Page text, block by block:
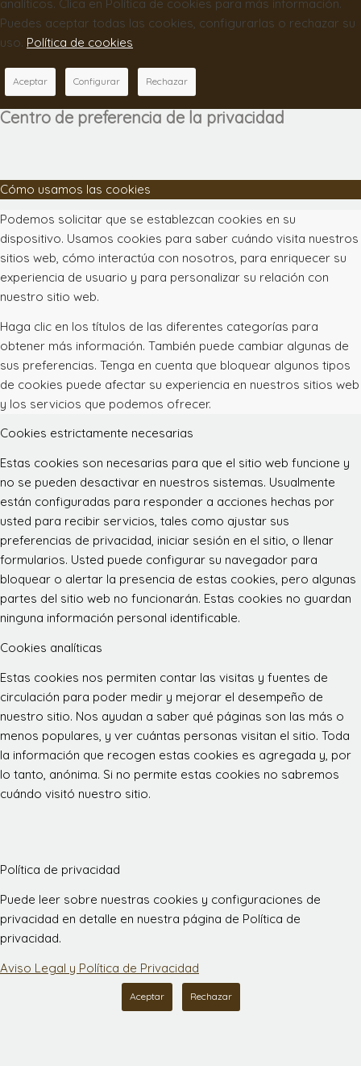
analíticos. Clica en Política de cookies para más información.
Puedes aceptar todas las cookies, configurarlas o rechazar su
uso. Política de cookies
Aceptar Configurar Rechazar
Centro de preferencia de la privacidad
Cómo usamos las cookies
Podemos solicitar que se establezcan cookies en su
dispositivo. Usamos cookies para saber cuándo visita nuestros
sitios web, cómo interactúa con nosotros, para enriquecer su
experiencia de usuario y para personalizar su relación con
nuestro sitio web.
Haga clic en los títulos de las diferentes categorías para
obtener más información. También puede cambiar algunas de
sus preferencias. Tenga en cuenta que bloquear algunos tipos
de cookies puede afectar su experiencia en nuestros sitios web
y los servicios que podemos ofrecer.
Cookies estrictamente necesarias
Estas cookies son necesarias para que el sitio web funcione y
no se pueden desactivar en nuestros sistemas. Usualmente
están configuradas para responder a acciones hechas por
usted para recibir servicios, tales como ajustar sus
preferencias de privacidad, iniciar sesión en el sitio, o llenar
formularios. Usted puede configurar su navegador para
bloquear o alertar la presencia de estas cookies, pero algunas
partes del sitio web no funcionarán. Estas cookies no guardan
ninguna información personal identificable.
Cookies analíticas
Estas cookies nos permiten contar las visitas y fuentes de
circulación para poder medir y mejorar el desempeño de
nuestro sitio. Nos ayudan a saber qué páginas son las más o
menos populares, y ver cuántas personas visitan el sitio. Toda
la información que recogen estas cookies es agregada y, por
lo tanto, anónima. Si no permite estas cookies no sabremos
cuándo visitó nuestro sitio.
Política de privacidad
Puede leer sobre nuestras cookies y configuraciones de
privacidad en detalle en nuestra página de Política de
privacidad.
Aviso Legal y Política de Privacidad
Aceptar Rechazar